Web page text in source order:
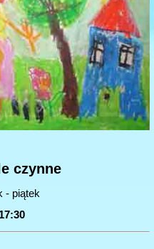
czynne
- piątek